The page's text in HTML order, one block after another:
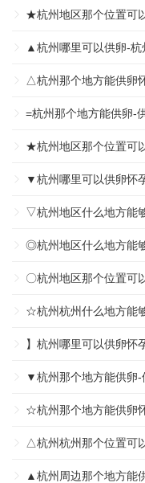
★杭州地区那个位置可
▲杭州哪里可以供卵-杭
△杭州那个地方能供卵
=杭州那个地方能供卵-
★杭州地区那个位置可
▼杭州哪里可以供卵怀
▽杭州地区什么地方能
◎杭州地区什么地方能
〇杭州地区那个位置可
☆杭州杭州什么地方能
】杭州哪里可以供卵怀
▼杭州那个地方能供卵-
☆杭州那个地方能供卵
△杭州杭州那个位置可
▲杭州周边那个地方能